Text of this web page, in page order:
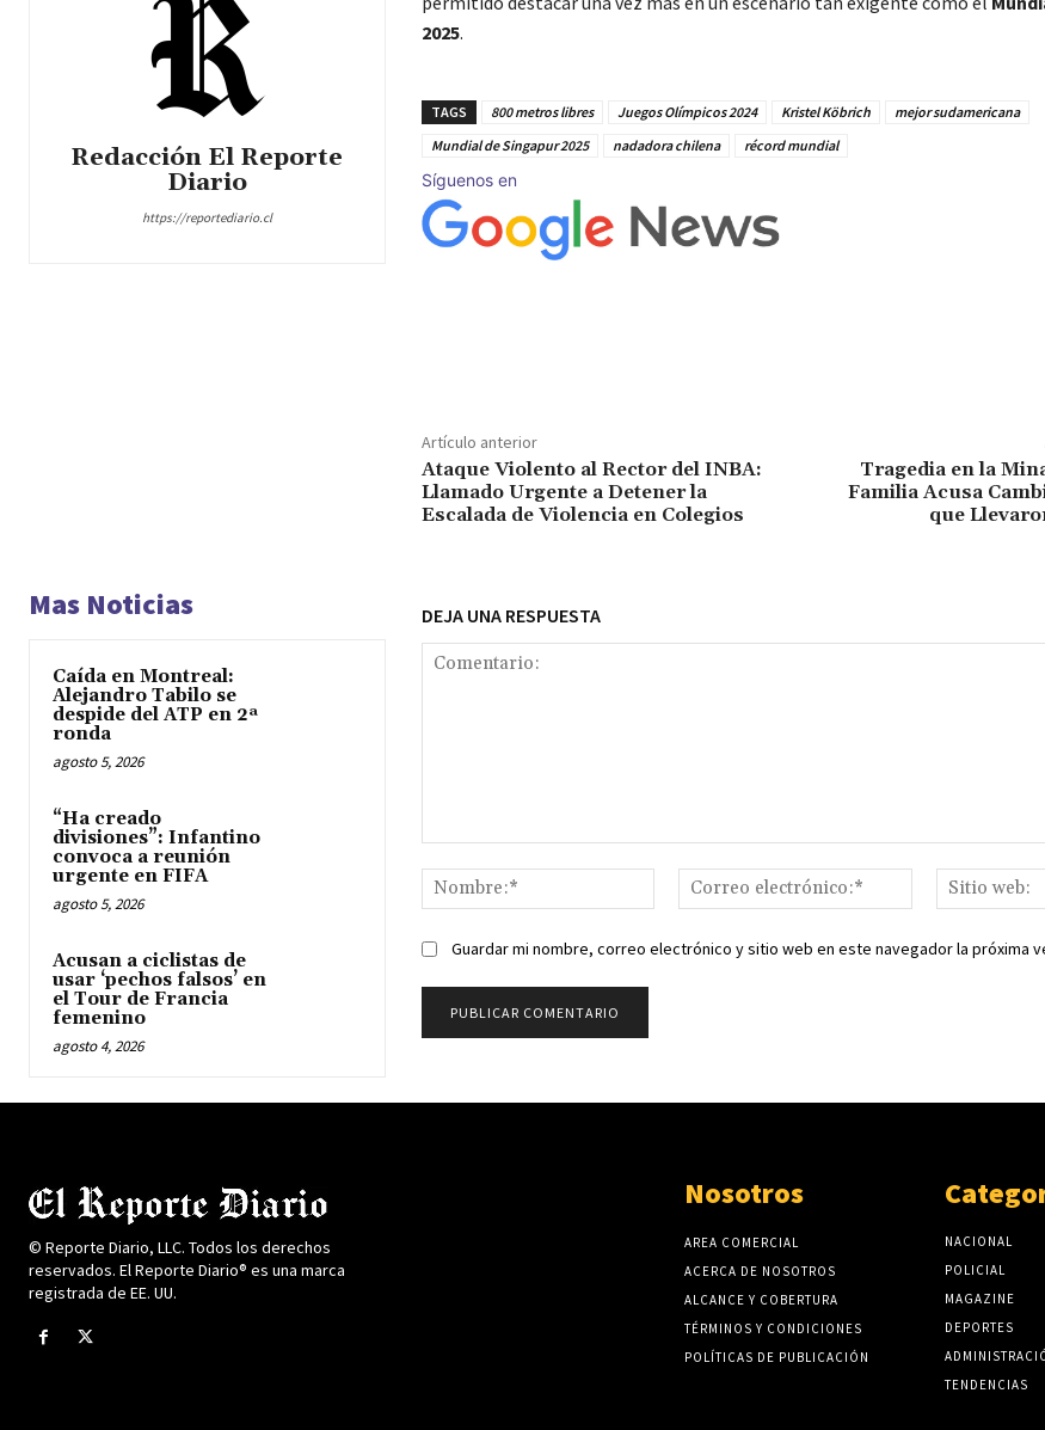
Redacción El Reporte
Diario
https://reportediario.cl
2025.
TAGS 800 metros libres Juegos Olímpicos 2024 Kristel Köbrich
mejor sudamericana
Mundial de Singapur 2025
nadadora chilena récord mundial
Síguenos en
Artículo anterior
Ataque Violento al Rector del INBA:
Llamado Urgente a Detener la
Escalada de Violencia en Colegios
Tragedia en la
Familia Acusa
que
Mas Noticias
Caída en Montreal:
Alejandro Tabilo se
despide del ATP en 2ª
ronda
agosto 5, 2026
“Ha creado
divisiones”: Infantino
convoca a reunión
urgente en FIFA
agosto 5, 2026
Acusan a ciclistas de
usar ‘pechos falsos’ en
el Tour de Francia
femenino
agosto 4, 2026
DEJA UNA RESPUESTA
Nombre:*
Correo
electrónico:*
Guardar mi nombre, correo electrónico y sitio web en este navegador la próxima
© Reporte Diario, LLC. Todos los derechos
reservados. El Reporte Diario® es una marca
registrada de EE. UU.
Nosotros
AREA COMERCIAL
ACERCA DE NOSOTROS
ALCANCE Y COBERTURA
TÉRMINOS Y CONDICIONES
POLÍTICAS DE PUBLICACIÓN
NACIONAL
POLICIAL
MAGAZINE
DEPORTES
TENDENCIAS